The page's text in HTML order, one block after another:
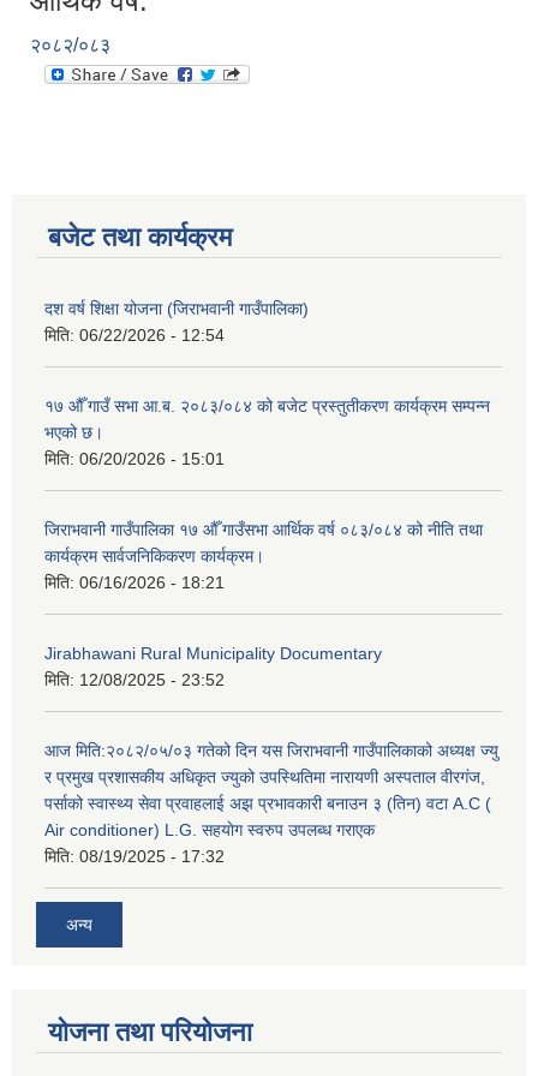
२०८२/०८३
बजेट तथा कार्यक्रम
दश वर्ष शिक्षा योजना (जिराभवानी गाउँपालिका)
मिति: 06/22/2026 - 12:54
१७ औँ गाउँ सभा आ.ब. २०८३/०८४ को बजेट प्रस्तुतीकरण कार्यक्रम सम्पन्न
भएको छ।
मिति: 06/20/2026 - 15:01
जिराभवानी गाउँपालिका १७ औँ गाउँसभा आर्थिक वर्ष ०८३/०८४ को नीति तथा
कार्यक्रम सार्वजनिकिकरण कार्यक्रम।
मिति: 06/16/2026 - 18:21
Jirabhawani Rural Municipality Documentary
मिति: 12/08/2025 - 23:52
आज मिति:२०८२/०५/०३ गतेको दिन यस जिराभवानी गाउँपालिकाको अध्यक्ष ज्यु
र प्रमुख प्रशासकीय अधिकृत ज्युको उपस्थितिमा नारायणी अस्पताल वीरगंज,
पर्साको स्वास्थ्य सेवा प्रवाहलाई अझ प्रभावकारी बनाउन ३ (तिन) वटा A.C (
Air conditioner) L.G. सहयाेग स्वरुप उपलब्ध गराएक
मिति: 08/19/2025 - 17:32
अन्य
योजना तथा परियोजना